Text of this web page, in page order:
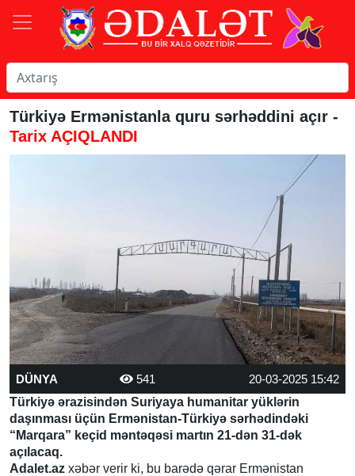
Türkiyə Ermənistanla quru sərhəddini açır -
Tarix AÇIQLANDI
DÜNYA 541
20-03-2025 15:42
Türkiyə ərazisindən Suriyaya humanitar yüklərin
daşınması üçün Ermənistan-Türkiyə sərhədindəki
“Marqara” keçid məntəqəsi martın 21-dən 31-dək
açılacaq.
Adalet.az xəbər verir ki, bu barədə qərar Ermənistan